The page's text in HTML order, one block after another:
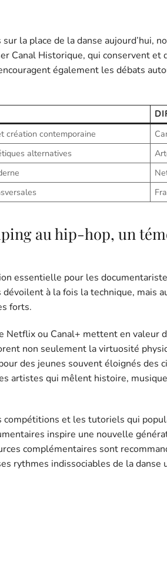
la place de la danse aujourd’hui,
Canal Historique, qui conservent et
également les débats
création contemporaine
alternatives
au hip-hop, un
essentielle pour les
à la fois la technique, mais
forts.
Netflix ou Canal+ mettent en valeur
non seulement la virtuosité
des jeunes souvent éloignés des
artistes qui mêlent histoire,
compétitions et les tutoriels qui
inspire une nouvelle
complémentaires sont
rythmes indissociables de la danse